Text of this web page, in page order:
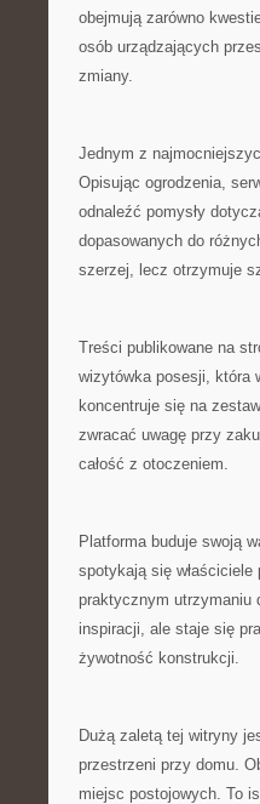
obejmują zarówno
osób urządzających
zmiany.
Jednym z
Opisując ogrodzenia,
odnaleźć pomysły
dopasowanych do
szerzej, lecz otrzymuje
Treści publikowane na
wizytówka posesji, która
koncentruje się na
zwracać uwagę przy
całość z otoczeniem.
Platforma buduje swoją
spotykają się
praktycznym utrzymaniu
inspiracji, ale staje się
żywotność konstrukcji.
Dużą zaletą tej witryny
przestrzeni przy domu.
miejsc postojowych. To